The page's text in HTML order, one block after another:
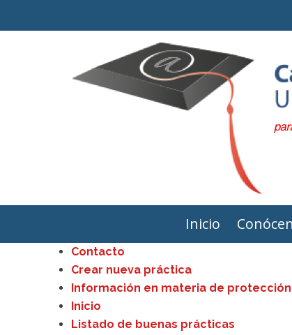
Inicio
Contacto
Crear nueva práctica
Información en materia de
Inicio
Listado de buenas prácticas